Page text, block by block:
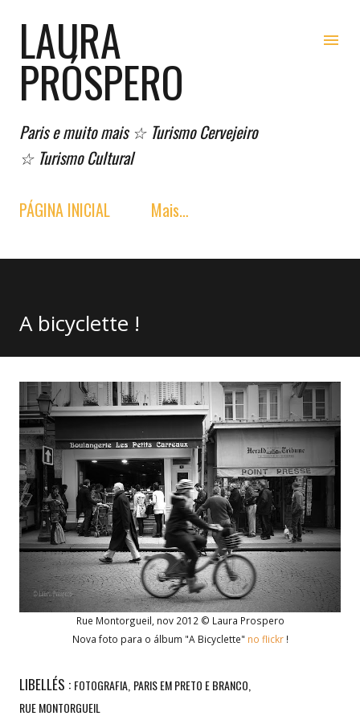
LAURA
PRÓSPERO
Paris e muito mais ☆ Turismo Cervejeiro
☆ Turismo Cultural
PÁGINA INICIAL Mais…
A bicyclette !
Rue Montorgueil, nov 2012 © Laura Prospero
Nova foto para o álbum "A Bicyclette" no flickr !
LIBELLÉS : FOTOGRAFIA PARIS EM PRETO E BRANCO
RUE MONTORGUEIL